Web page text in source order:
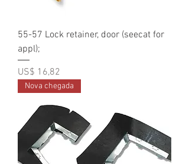
55-57 Lock retainer, door (seecat for
appl);
Preço
US$ 16,82
Nova chegada